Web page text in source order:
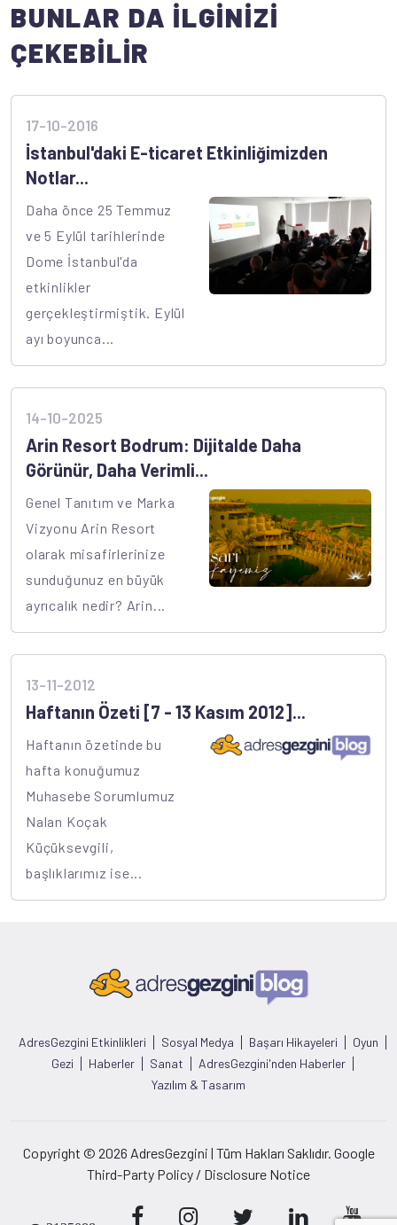
BUNLAR DA İLGİNİZİ
ÇEKEBİLİR
17-10-2016
İstanbul'daki E-ticaret Etkinliğimizden
Notlar...
Daha önce 25 Temmuz
ve 5 Eylül tarihlerinde
Dome İstanbul'da
etkinlikler
gerçekleştirmiştik. Eylül
ayı boyunca...
14-10-2025
Arin Resort Bodrum: Dijitalde Daha
Görünür, Daha Verimli...
Genel Tanıtım ve Marka
Vizyonu Arin Resort
olarak misafirlerinize
sunduğunuz en büyük
ayrıcalık nedir? Arin...
13-11-2012
Haftanın Özeti [7 - 13 Kasım 2012]...
Haftanın özetinde bu
hafta konuğumuz
Muhasebe Sorumlumuz
Nalan Koçak
Küçüksevgili,
başlıklarımız ise...
AdresGezgini Etkinlikleri Sosyal Medya Başarı Hikayeleri
Oyun
Gezi
Haberler Sanat
AdresGezgini'nden Haberler
Yazılım & Tasarım
Copyright © 2026 AdresGezgini | Tüm Hakları Saklıdır. Google
Third-Party Policy / Disclosure Notice